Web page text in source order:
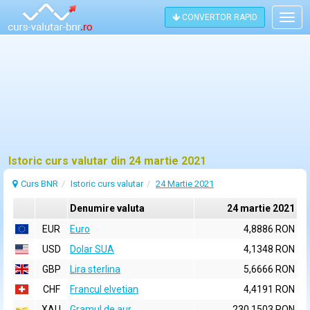
CONVERTOR RAPID
Istoric curs valutar din 24 martie 2021
Curs BNR Istoric curs valutar 24 Martie 2021
Denumire valuta
24 martie 2021
EUR
Euro
4,8886 RON
USD
Dolar SUA
4,1348 RON
GBP
Lira sterlina
5,6666 RON
CHF
Francul elvetian
4,4191 RON